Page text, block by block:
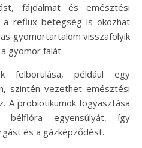
fájdalmat és emésztési
a reflux betegség is okozhat
gyomortartalom visszafolyik
gyomor falát.
felborulása, például egy
szintén vezethet emésztési
A probiotikumok fogyasztása
bélflóra egyensúlyát, így
és a gázképződést.